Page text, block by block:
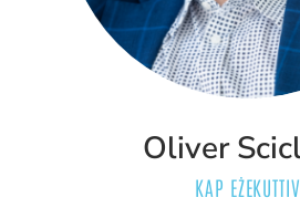
Oliver
KAP EŻEKUTTIV